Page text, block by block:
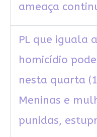
ameaça
PL que iguala
homicídio
nesta quarta
Meninas e
punidas,